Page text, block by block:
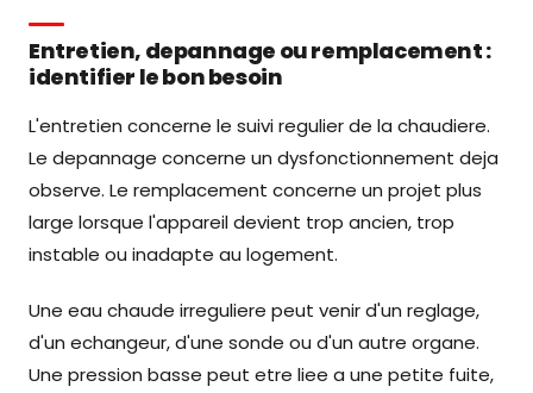
Entretien, depannage ou remplacement :
identifier le bon besoin
L'entretien concerne le suivi regulier de la chaudiere.
Le depannage concerne un dysfonctionnement deja
observe. Le remplacement concerne un projet plus
large lorsque l'appareil devient trop ancien, trop
instable ou inadapte au logement.
Une eau chaude irreguliere peut venir d'un reglage,
d'un echangeur, d'une sonde ou d'un autre organe.
Une pression basse peut etre liee a une petite fuite,